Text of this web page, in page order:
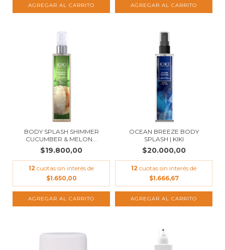
BODY SPLASH SHIMMER
CUCUMBER & MELON...
$19.800,00
12 cuotas sin interés de
$1.650,00
OCEAN BREEZE BODY
SPLASH | KIKI
$20.000,00
12 cuotas sin interés de
$1.666,67